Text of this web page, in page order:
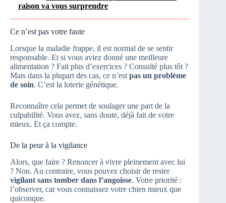
raison va vous surprendre
Ce n’est pas votre faute
Lorsque la maladie frappe, il est normal de se sentir
responsable. Et si vous aviez donné une meilleure
alimentation ? Fait plus d’exercices ? Consulté plus tôt ?
Mais dans la plupart des cas, ce n’est pas un problème
de soin. C’est la loterie génétique.
Reconnaître cela permet de soulager une part de la
culpabilité. Vous avez, sans doute, déjà fait de votre
mieux. Et ça compte.
De la peur à la vigilance
Alors, que faire ? Renoncer à vivre pleinement avec lui
? Non. Au contraire, vous pouvez choisir de rester
vigilant sans tomber dans l’angoisse. Votre priorité :
l’observer, car vous connaissez votre chien mieux que
quiconque.